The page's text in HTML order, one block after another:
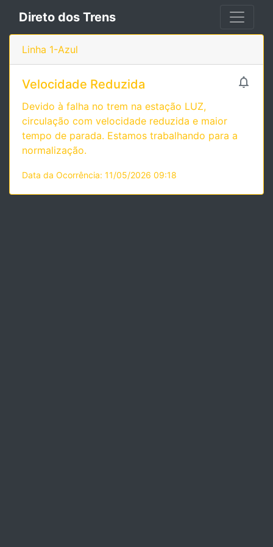
Direto dos Trens
Linha 1-Azul

Velocidade Reduzida
Devido à falha no trem na estação LUZ,
circulação com velocidade reduzida e maior
tempo de parada. Estamos trabalhando para a
normalização.
Data da Ocorrência: 11/05/2026 09:18